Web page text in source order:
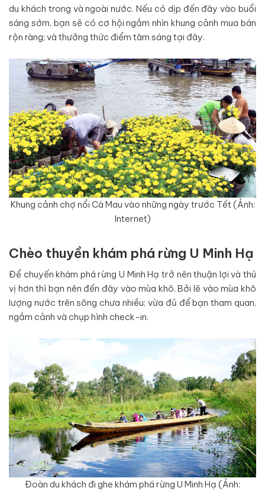
du khách trong và ngoài nước. Nếu có dịp đến đây vào buổi
sáng sớm, bạn sẽ có cơ hội ngắm nhìn khung cảnh mua bán
rộn ràng; và thưởng thức điểm tâm sáng tại đây.
Khung cảnh chợ nổi Cà Mau vào những ngày trước Tết (Ảnh:
Internet)
Chèo thuyền khám phá rừng U Minh Hạ
Để chuyến khám phá rừng U Minh Hạ trở nên thuận lợi và thú
vị hơn thì bạn nên đến đây vào mùa khô. Bởi lẽ vào mùa khô
lượng nước trên sông chưa nhiều; vừa đủ để bạn tham quan,
ngắm cảnh và chụp hình check-in.
Đoàn du khách đi ghe khám phá rừng U Minh Hạ (Ảnh: